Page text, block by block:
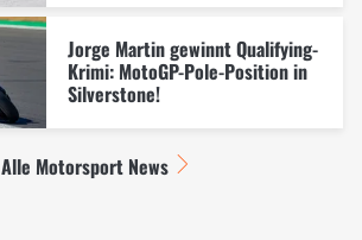
Jorge Martin gewinnt Qualifying-
Krimi: MotoGP-Pole-Position in
Silverstone!
Alle Motorsport News